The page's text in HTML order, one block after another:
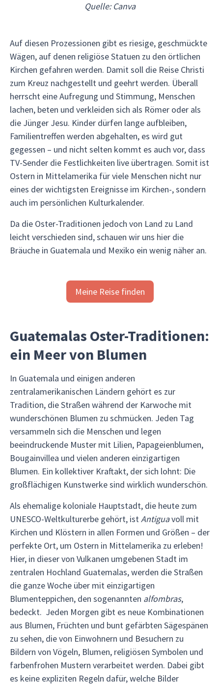
Quelle: Canva
Auf diesen Prozessionen gibt es riesige, geschmückte
Wägen, auf denen religiöse Statuen zu den örtlichen
Kirchen gefahren werden. Damit soll die Reise Christi
zum Kreuz nachgestellt und geehrt werden. Überall
herrscht eine Aufregung und Stimmung, Menschen
lachen, beten und verkleiden sich als Römer oder als
die Jünger Jesu. Kinder dürfen lange aufbleiben,
Familientreffen werden abgehalten, es wird gut
gegessen – und nicht selten kommt es auch vor, dass
TV-Sender die Festlichkeiten live übertragen. Somit ist
Ostern in Mittelamerika für viele Menschen nicht nur
eines der wichtigsten Ereignisse im Kirchen-, sondern
auch im persönlichen Kulturkalender.
Da die Oster-Traditionen jedoch von Land zu Land
leicht verschieden sind, schauen wir uns hier die
Bräuche in Guatemala und Mexiko ein wenig näher an.
Meine Reise finden
Guatemalas Oster-Traditionen:
ein Meer von Blumen
In Guatemala und einigen anderen
zentralamerikanischen Ländern gehört es zur
Tradition, die Straßen während der Karwoche mit
wunderschönen Blumen zu schmücken. Jeden Tag
versammeln sich die Menschen und legen
beeindruckende Muster mit Lilien, Papageienblumen,
Bougainvillea und vielen anderen einzigartigen
Blumen. Ein kollektiver Kraftakt, der sich lohnt: Die
großflächigen Kunstwerke sind wirklich wunderschön.
Als ehemalige koloniale Hauptstadt, die heute zum
UNESCO-Weltkulturerbe gehört, istAntiguavoll mit
Kirchen und Klöstern in allen Formen und Größen – der
perfekte Ort, um Ostern in Mittelamerika zu erleben!
Hier, in dieser von Vulkanen umgebenen Stadt im
zentralen Hochland Guatemalas, werden die Straßen
die ganze Woche über mit einzigartigen
Blumenteppichen, den sogenannten alfombras,
bedeckt. Jeden Morgen gibt es neue Kombinationen
aus Blumen, Früchten und bunt gefärbten Sägespänen
zu sehen, die von Einwohnern und Besuchern zu
Bildern von Vögeln, Blumen, religiösen Symbolen und
farbenfrohen Mustern verarbeitet werden. Dabei gibt
es keine expliziten Regeln dafür, welche Bilder